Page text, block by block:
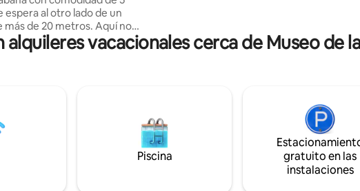
espera al otro lado de un
de 20 metros. Aquí no
Un ventanal con efecto
unas vistas
los animales o ver una película
retroproyector... y con
estrellado, es como si
la luz de las estrellas. ✨
vacacionales cerca de Museo de
Piscina
gratuito en las
instalaciones